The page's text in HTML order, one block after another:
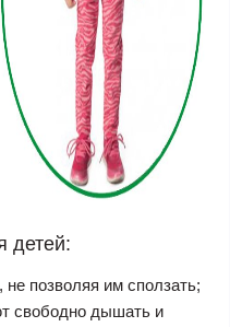
детей:
позволяя им сползать;
свободно дышать и